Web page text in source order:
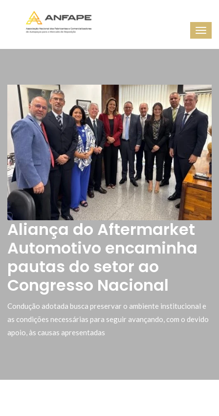
Aliança do Aftermarket
Automotivo encaminha
pautas do setor ao
Congresso Nacional
Condução adotada busca preservar o ambiente institucional e
as condições necessárias para seguir avançando, com o devido
apoio, às causas apresentadas